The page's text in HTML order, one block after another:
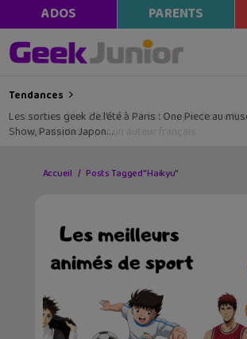
ADOS PARENTS
Tendances
Les sorties geek de l’été à Paris : One Piece au
Show, Passion Japon…
Accueil Posts Tagged "Haikyu"